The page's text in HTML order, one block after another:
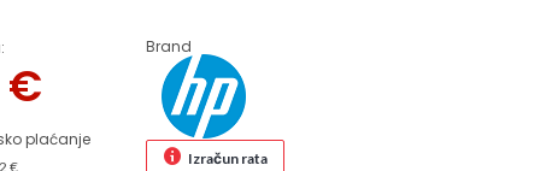
€
plaćanje
Brand
€ Izračun rata